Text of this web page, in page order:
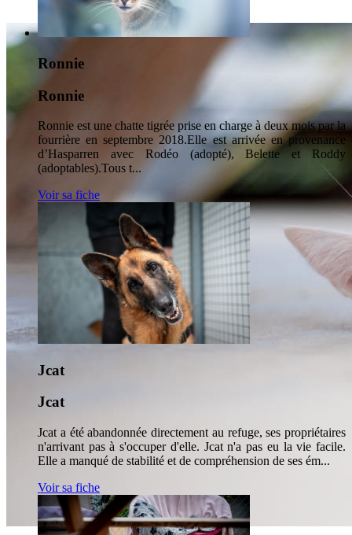
Ronnie
Ronnie
Ronnie est une chatte tigrée prise en charge à deux mois par la
fourrière en septembre 2018.Elle est arrivée en provenance
d’Hasparren avec Rodéo (adopté), Belette et Roddy
(adoptables).Tous t...
Voir sa fiche
Jcat
Jcat
Jcat a été abandonnée directement au refuge, ses propriétaires
n'arrivant pas à s'occuper d'elle. Jcat n'a pas eu la vie facile.
Elle a manqué de stabilité et de compréhension de ses ém...
Voir sa fiche